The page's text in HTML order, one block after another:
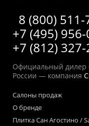
8 (800)
+7 (495)
+7 (812)
Официальный дилер
России — компания
Салоны продаж
О бренде
Плитка Сан Агостино /